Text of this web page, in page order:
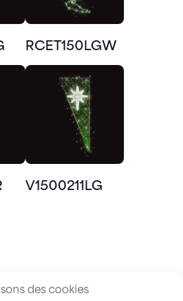
des cookies
RCET150LGW
V1500211LG